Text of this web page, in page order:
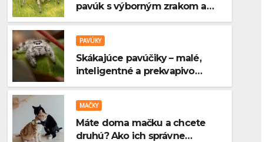
MAČKY
Máte doma mačku a chcete
správne zoznámiť bez stresu
22 MARCA, 2026 0 COMMENTS
pavúk s výborným zrakom a
presným skokom
PAVÚKY
Skákajúce pavúčiky – malé,
inteligentné a prekvapivo
„roztomilé“ pavúky
MAČKY
Máte doma mačku a chcete
druhú? Ako ich správne